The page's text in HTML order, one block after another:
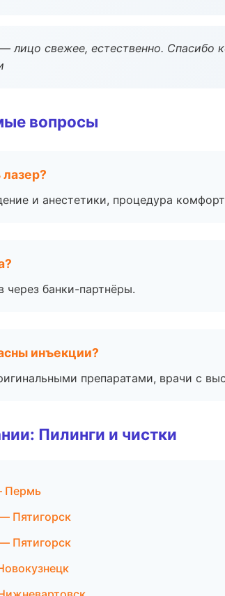
лицо свежее, естественно. Спасибо
вопросы
и анестетики, процедура
через банки-партнёры.
инъекции?
препаратами, врачи с
Пилинги и чистки
Пермь
Пятигорск
Пятигорск